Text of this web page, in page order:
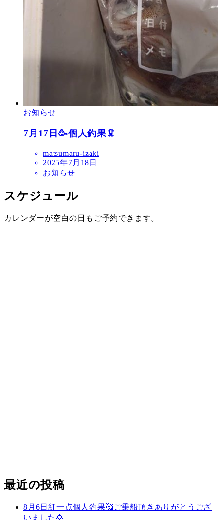
お知らせ
7月17日🥳個人釣果🦑
matsumaru-izaki
2025年7月18日
お知らせ
スケジュール
カレンダーが空白の日もご予約できます。
最近の投稿
8月6日紅一点個人釣果🥰ご乗船頂きありがとうござ
いました🙇